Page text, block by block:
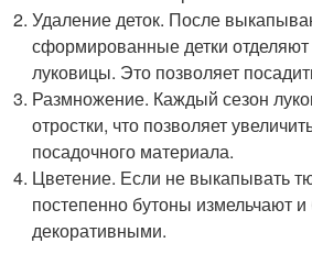
Удаление деток. После
сформированные детки отделяют
луковицы. Это позволяет
Размножение. Каждый сезон
отростки, что позволяет
посадочного материала.
Цветение. Если не выкапывать
постепенно бутоны измельчают и
декоративными.